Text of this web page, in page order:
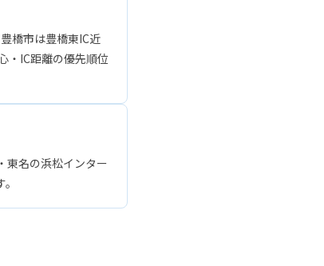
橋市は豊橋東IC近
・IC距離の優先順位
東名の浜松インター